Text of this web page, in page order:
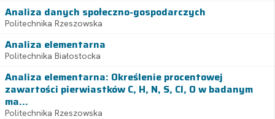
Analiza danych społeczno-gospodarczych
Politechnika Rzeszowska
Analiza elementarna
Politechnika Białostocka
Analiza elementarna: Określenie procentowej
zawartości pierwiastków C, H, N, S, Cl, O w badanym
ma...
Politechnika Rzeszowska